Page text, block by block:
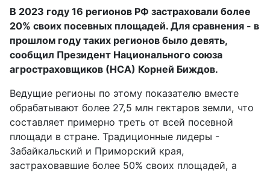
В 2023 году 16 регионов РФ застраховали более
20% своих посевных площадей. Для сравнения - в
прошлом году таких регионов было девять,
сообщил Президент Национального союза
агростраховщиков (НСА) Корней Биждов.
Ведущие регионы по этому показателю вместе
обрабатывают более 27,5 млн гектаров земли, что
составляет примерно треть от всей посевной
площади в стране. Традиционные лидеры -
Забайкальский и Приморский края,
застраховавшие более 50% своих площадей, а